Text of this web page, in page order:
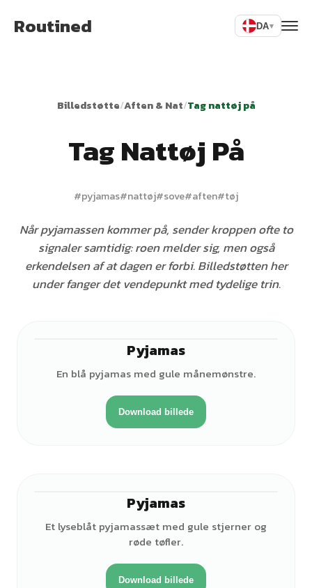
Routined DA▾
Billedstøtte/Aften & Nat/Tag nattøj på
Tag Nattøj På
#pyjamas#nattøj#sove#aften#tøj
Når pyjamassen kommer på, sender kroppen ofte to
signaler samtidig: roen melder sig, men også
erkendelsen af at dagen er forbi. Billedstøtten her
under fanger det vendepunkt med tydelige trin.
Pyjamas
En blå pyjamas med gule månemønstre.
Download billede
Pyjamas
Et lyseblåt pyjamassæt med gule stjerner og
røde tøfler.
Download billede